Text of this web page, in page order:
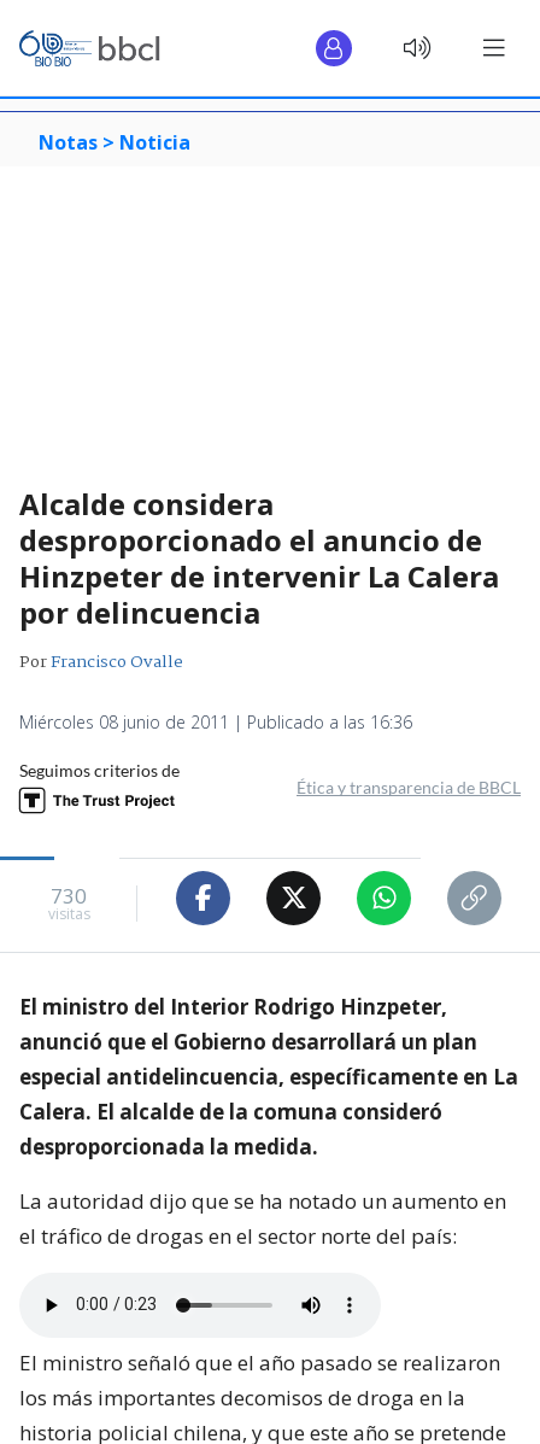
Notas > Noticia
Alcalde considera
desproporcionado el anuncio de
Hinzpeter de intervenir La Calera
por delincuencia
PorFrancisco Ovalle
Miércoles 08 junio de 2011 | Publicado a las 16:36
Seguimos criterios de
Ética y transparencia de BBCL
730
visitas
El ministro del Interior Rodrigo Hinzpeter,
anunció que el Gobierno desarrollará un plan
especial antidelincuencia, específicamente en La
Calera. El alcalde de la comuna consideró
desproporcionada la medida.
La autoridad dijo que se ha notado un aumento en
el tráfico de drogas en el sector norte del país:
El ministro señaló que el año pasado se realizaron
los más importantes decomisos de droga en la
historia policial chilena, y que este año se pretende